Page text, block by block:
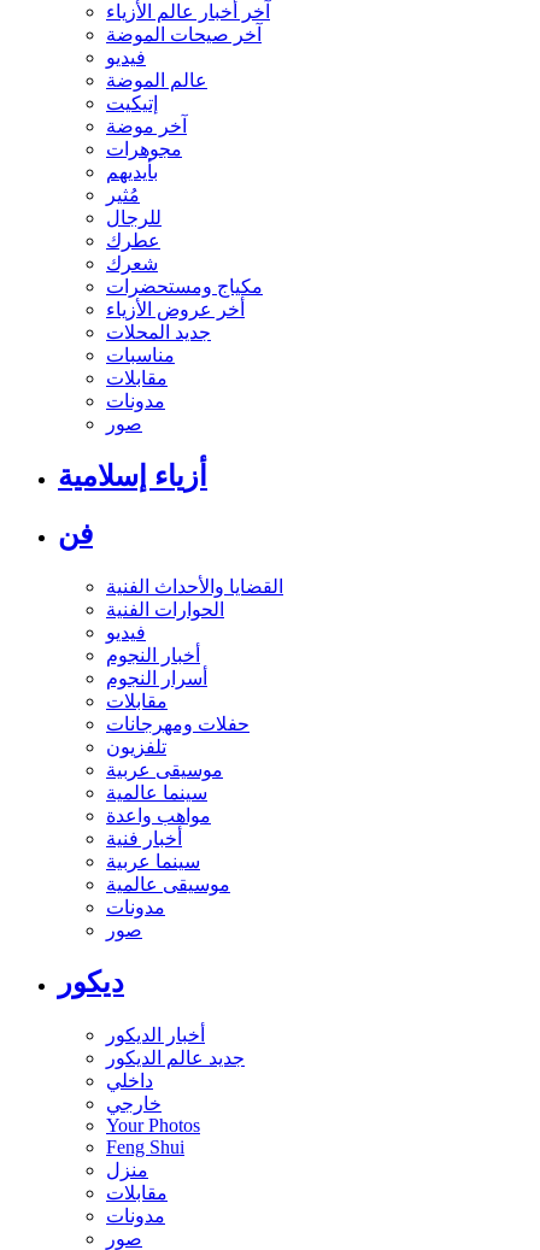
آخر أخبار عالم الأزياء
آخر صيحات الموضة
فيديو
عالم الموضة
إتيكيت
آخر موضة
مجوهرات
بأيديهم
مُثير
للرجال
عطرك
شعرك
مكياج ومستحضرات
أخر عروض الأزياء
جديد المحلات
مناسبات
مقابلات
مدونات
صور
أزياء إسلامية
فن
القضايا والأحداث الفنية
الحوارات الفنية
فيديو
أخبار النجوم
أسرار النجوم
مقابلات
حفلات ومهرجانات
تلفزيون
موسيقى عربية
سينما عالمية
مواهب واعدة
أخبار فنية
سينما عربية
موسيقى عالمية
مدونات
صور
ديكور
أخبار الديكور
جديد عالم الديكور
داخلي
خارجي
Your Photos
Feng Shui
منزل
مقابلات
مدونات
صور